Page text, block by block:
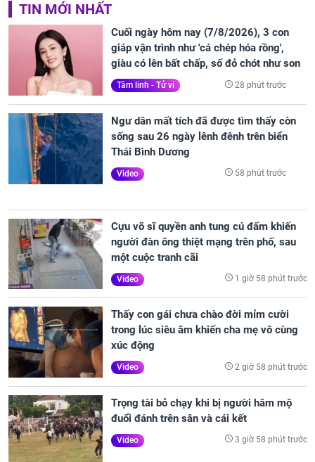
TIN MỚI NHẤT
Cuối ngày hôm nay (7/8/2026), 3 con
giáp vận trình như 'cá chép hóa rồng',
giàu có lên bất chấp, số đỏ chót như son
Tâm linh - Tử vi 28 phút trước
Ngư dân mất tích đã được tìm thấy còn
sống sau 26 ngày lênh đênh trên biển
Thái Bình Dương
Video 58 phút trước
Cựu võ sĩ quyền anh tung cú đấm khiến
người đàn ông thiệt mạng trên phố, sau
một cuộc tranh cãi
Video 1 giờ 58 phút trước
Thấy con gái chưa chào đời mỉm cười
trong lúc siêu âm khiến cha mẹ vô cùng
xúc động
Video 2 giờ 58 phút trước
Trọng tài bỏ chạy khi bị người hâm mộ
đuổi đánh trên sân và cái kết
Video 3 giờ 58 phút trước